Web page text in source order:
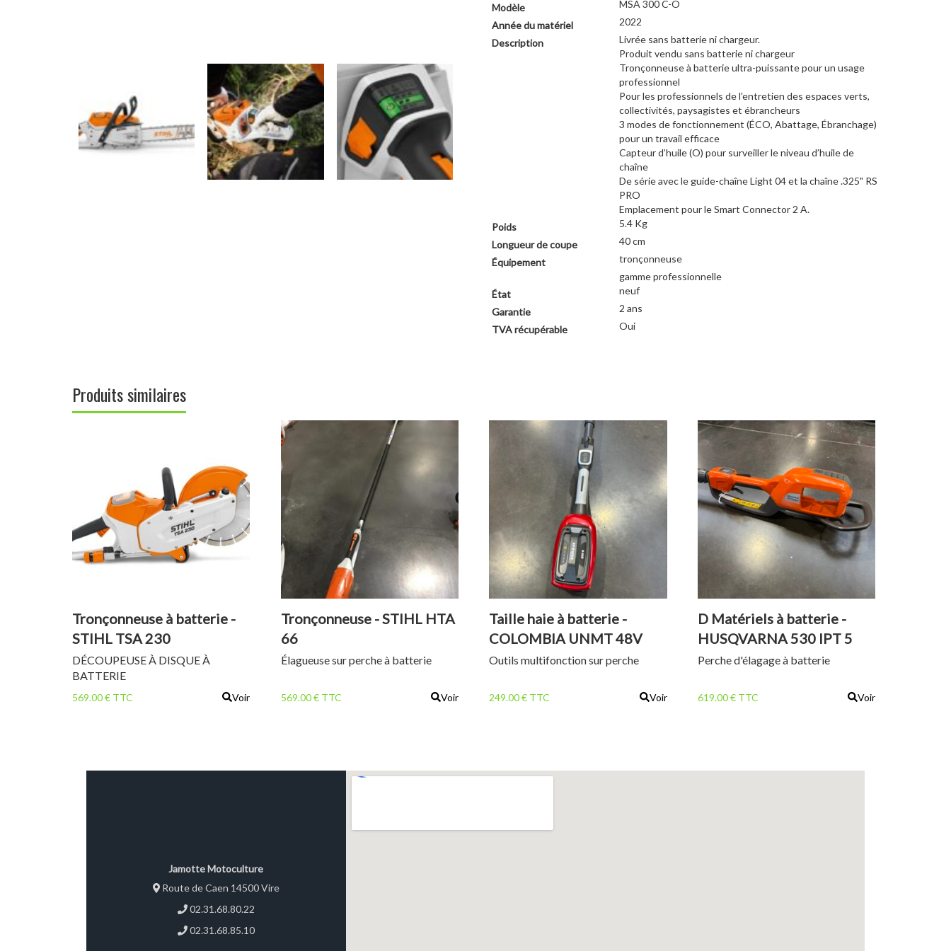
Modèle
MSA 300 C-O
Année du matériel
2022
Description
Livrée sans batterie ni chargeur.
Produit vendu sans batterie ni chargeur
Tronçonneuse à batterie ultra-puissante pour un usage
professionnel
Pour les professionnels de l’entretien des espaces verts,
collectivités, paysagistes et ébrancheurs
3 modes de fonctionnement (ÉCO, Abattage, Ébranchage)
pour un travail efficace
Capteur d’huile (O) pour surveiller le niveau d’huile de
chaîne
De série avec le guide-chaîne Light 04 et la chaîne .325" RS
PRO
Emplacement pour le Smart Connector 2 A.
Poids
5.4 Kg
Longueur de coupe
40 cm
Équipement
tronçonneuse
gamme professionnelle
État
neuf
Garantie
2 ans
TVA récupérable
Oui
Produits similaires
Tronçonneuse à batterie -
STIHL TSA 230
DÉCOUPEUSE À DISQUE À
BATTERIE
569.00 € TTC Voir
Tronçonneuse - STIHL HTA
66
Élagueuse sur perche à batterie
569.00 € TTC Voir
Taille haie à batterie -
COLOMBIA UNMT 48V
Outils multifonction sur perche
249.00 € TTC Voir
D Matériels à batterie -
HUSQVARNA 530 IPT 5
Perche d'élagage à batterie
619.00 € TTC Voir
Jamotte Motoculture
Route de Caen 14500 Vire
02.31.68.80.22
02.31.68.85.10